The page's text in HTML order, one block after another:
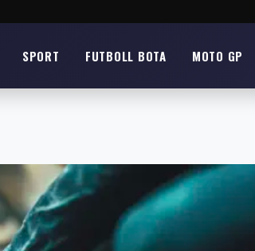
SPORT FUTBOLL BOTA MOTO GP